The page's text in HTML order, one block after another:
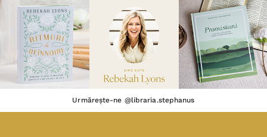
Urmărește-ne @libraria.stephanus